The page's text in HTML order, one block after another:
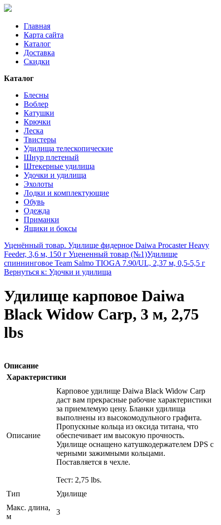
Главная
Карта сайта
Каталог
Доставка
Скидки
Каталог
Блесны
Воблер
Катушки
Крючки
Леска
Твистеры
Удилища телескопические
Шнур плетеный
Штекерные удилища
Удочки и удилища
Эхолоты
Лодки и комплектующие
Обувь
Одежда
Приманки
Ящики и боксы
Уценённый товар. Удилище фидерное Daiwa Procaster Heavy
Feeder, 3,6 м, 150 г Уцененный товар (№1)Удилище
спиннинговое Team Salmo TIOGA 7.90/UL, 2,37 м, 0,5-5,5 г
Вернуться к: Удочки и удилища
Удилище карповое Daiwa
Black Widow Carp, 3 м, 2,75
lbs
Описание
Характеристики
Описание
Карповое удилище Daiwa Black Widow Carp
даст вам прекрасные рабочие характеристики
за приемлемую цену. Бланки удилища
выполнены из высокомодульного графита.
Пропускные кольца из оксида титана, что
обеспечивает им высокую прочность.
Удилище оснащено катушкодержателем DPS с
черными зажимными кольцами.
Поставляется в чехле.
Тест: 2,75 lbs.
Тип
Удилище
Макс. длина,
м
3